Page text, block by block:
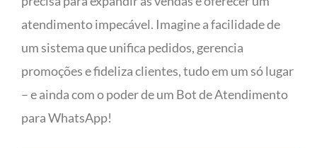
atendimento impecável. Imagine a facilidade de
um sistema que unifica pedidos, gerencia
promoções e fideliza clientes, tudo em um só lugar
– e ainda com o poder de um Bot de Atendimento
para WhatsApp!